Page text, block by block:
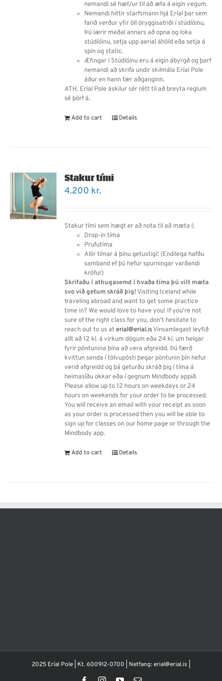
nemandi sé hæf/ur til að æfa á eigin vegum.
Nemandi hittir starfsmann hjá Eríal þar sem
farið verður yfir öll öryggisatriði í stúdíóinu.
Þú lærir meðal annarsaðopna og loka
stúdíóinu, setja upp aerial áhöld eða setja á
spin og static.
Æfingar í Stúdíóinu eru á eigin ábyrgð og þarf
nemandiað skrifa undir skilmála Eríal Pole
áður en hann fær aðganginn.
ATH. Eríal Pole áskilur sér rétt til að breyta reglum
sé þörf á.
Add to cart Details
Stakur tími
4.200 kr.
Stakur tími sem hægt er að nota til að mæta í;
Drop-in tíma
Prufutíma
Allir tímar á þínu getustigi! (Endilega hafðu
samband ef þú hefur spurningar varðandi
kröfur)
Skrifaðu í athugasemd í hvaða tíma þú vilt mæta
svo við getum skráð þig!Visiting Iceland while
traveling abroad and want to get some practice
time in? We would love to have you! If you're not
sure of the right class for you, don't hesitate to
reach out to us aterial@erial.isVinsamlegast leyfið
allt að 12 kl. á virkum dögum eða 24 kl. um helgar
fyrir pöntunina þína að vera afgreidd. Þú færð
kvittun senda í tölvupósti þegar pöntunin þín hefur
verið afgreidd og þá geturðu skráð þig í tíma á
heimasíðu okkar eða í gegnum Mindbody appið.
Please allow up to 12 hours on weekdays or 24
hours on weekends for your order to be processed.
You will receive an email with your receipt as soon
as your order is processed then you will be able to
sign up for classes on our home page or through the
Mindbody app.
Add to cart Details
2025 Eríal Pole | Kt. 600912-0700 | Netfang: erial@erial.is |